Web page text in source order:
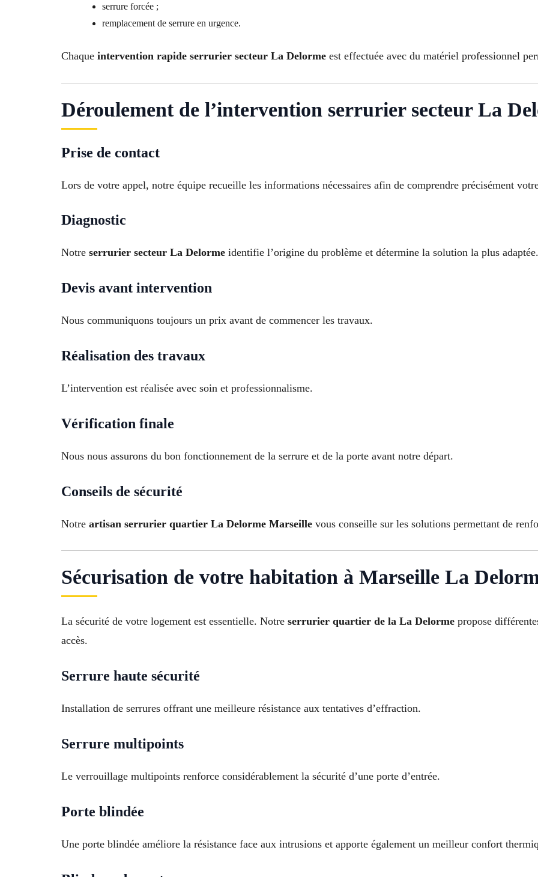
serrure forcée ;
remplacement de serrure en urgence.
Chaque intervention rapide serrurier secteur La Delorme est effectuée avec du matériel professionnel
Déroulement de l’intervention serrurier secteur La
Prise de contact
Lors de votre appel, notre équipe recueille les informations nécessaires afin de comprendre précisément
Diagnostic
Notre serrurier secteur La Delorme identifie l’origine du problème et détermine la solution la plus adaptée.
Devis avant intervention
Nous communiquons toujours un prix avant de commencer les travaux.
Réalisation des travaux
L’intervention est réalisée avec soin et professionnalisme.
Vérification finale
Nous nous assurons du bon fonctionnement de la serrure et de la porte avant notre départ.
Conseils de sécurité
Notre artisan serrurier quartier La Delorme Marseille vous conseille sur les solutions permettant de
Sécurisation de votre habitation à Marseille La
La sécurité de votre logement est essentielle. Notre serrurier quartier de la La Delorme propose
accès.
Serrure haute sécurité
Installation de serrures offrant une meilleure résistance aux tentatives d’effraction.
Serrure multipoints
Le verrouillage multipoints renforce considérablement la sécurité d’une porte d’entrée.
Porte blindée
Une porte blindée améliore la résistance face aux intrusions et apporte également un meilleur confort